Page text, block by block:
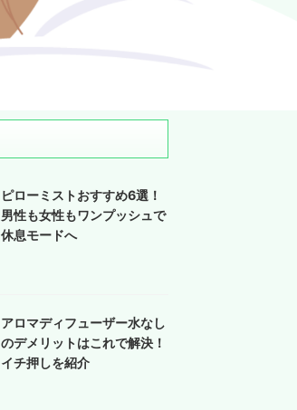
ピローミストおすすめ6選！
男性も女性もワンプッシュで
休息モードへ
アロマディフューザー水なし
のデメリットはこれで解決！
イチ押しを紹介